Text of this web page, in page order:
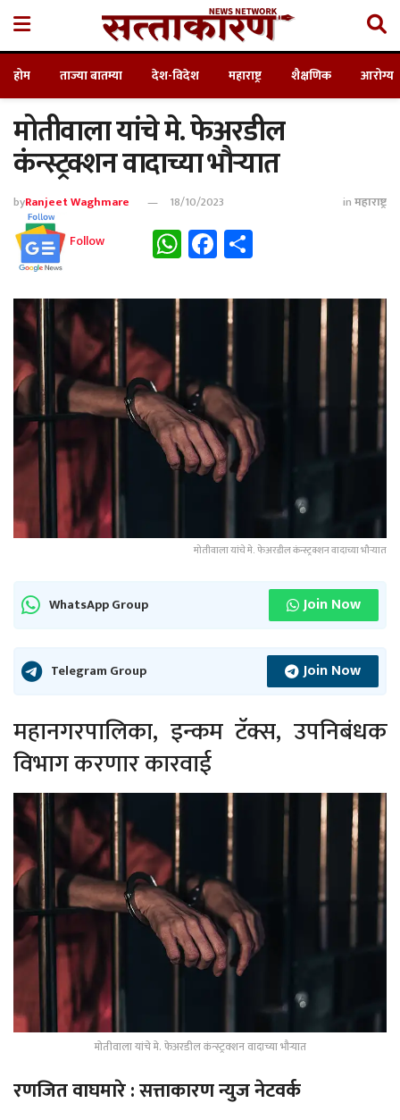
होम ताज्या बातम्या देश-विदेश महाराष्ट्र शैक्षणिक आरोग्य
मोतीवाला यांचे मे. फेअरडील
कंन्स्ट्रक्शन वादाच्या भौऱ्यात
byRanjeet Waghmare 18/10/2023 inमहाराष्ट्र
Follow WhatsApp
Facebook
मोतीवाला यांचे मे. फेअरडील कंन्स्ट्रक्शन वादाच्या भौऱ्यात
WhatsApp Group Join Now
Telegram Group Join Now
महानगरपालिका, इन्कम टॅक्स, उपनिबंधक
विभाग करणार कारवाई
मोतीवाला यांचे मे. फेअरडील कंन्स्ट्रक्शन वादाच्या भौऱ्यात
रणजित वाघमारे : सत्ताकारण न्युज नेटवर्क